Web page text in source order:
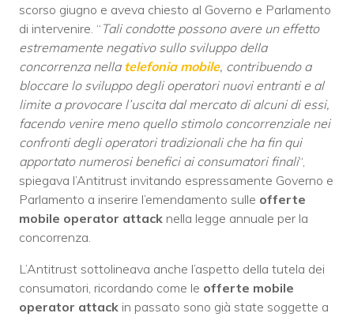
scorso giugno e aveva chiesto al Governo e Parlamento
di intervenire. “ Tali condotte possono avere un effetto
estremamente negativo sullo sviluppo della
concorrenza nella telefonia mobile, contribuendo a
bloccare lo sviluppo degli operatori nuovi entranti e al
limite a provocare l’uscita dal mercato di alcuni di essi,
facendo venire meno quello stimolo concorrenziale nei
confronti degli operatori tradizionali che ha fin qui
apportato numerosi benefici ai consumatori finali“,
spiegava l’Antitrust invitando espressamente Governo e
Parlamento a inserire l’emendamento sulle offerte
mobile operator attack nella legge annuale per la
concorrenza.
L’Antitrust sottolineava anche l’aspetto della tutela dei
consumatori, ricordando come le offerte mobile
operator attack in passato sono già state soggette a